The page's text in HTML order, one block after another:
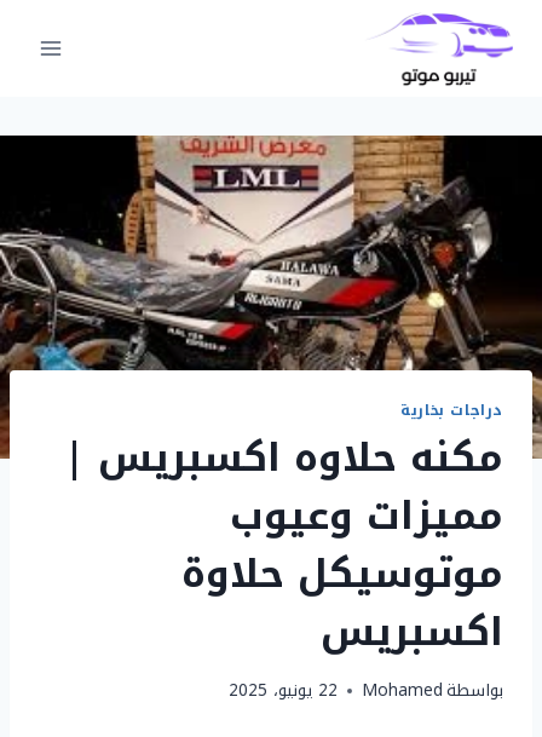
التجاوز
إلى
المحتوى
دراجات بخارية
مكنه حلاوه اكسبريس |
مميزات وعيوب
موتوسيكل حلاوة
اكسبريس
بواسطةMohamed 22 يونيو، 2025